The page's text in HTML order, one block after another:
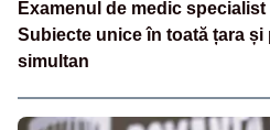
Examenul de medic
Subiecte unice în toată țara
simultan